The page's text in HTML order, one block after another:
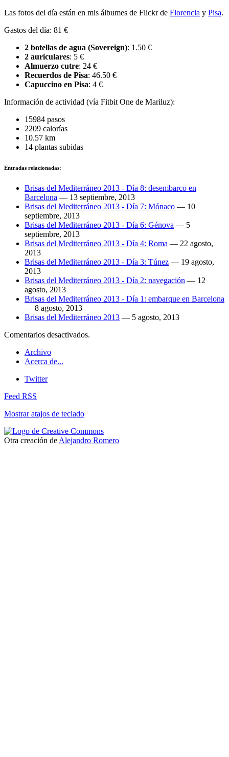
Las fotos del día están en mis álbumes de Flickr de Florencia y Pisa.
Gastos del día: 81 €
2 botellas de agua (Sovereign): 1.50 €
2 auriculares: 5 €
Almuerzo cutre: 24 €
Recuerdos de Pisa: 46.50 €
Capuccino en Pisa: 4 €
Información de actividad (vía Fitbit One de Mariluz):
15984 pasos
2209 calorías
10.57 km
14 plantas subidas
Entradas relacionadas:
Brisas del Mediterráneo 2013 - Día 8: desembarco en
Barcelona — 13 septiembre, 2013
Brisas del Mediterráneo 2013 - Día 7: Mónaco — 10
septiembre, 2013
Brisas del Mediterráneo 2013 - Día 6: Génova — 5
septiembre, 2013
Brisas del Mediterráneo 2013 - Día 4: Roma — 22 agosto,
2013
Brisas del Mediterráneo 2013 - Día 3: Túnez — 19 agosto,
2013
Brisas del Mediterráneo 2013 - Día 2: navegación — 12
agosto, 2013
Brisas del Mediterráneo 2013 - Día 1: embarque en Barcelona
— 8 agosto, 2013
Brisas del Mediterráneo 2013 — 5 agosto, 2013
Comentarios desactivados.
Archivo
Acerca de...
Twitter
Feed RSS
Mostrar atajos de teclado
Otra creación de Alejandro Romero